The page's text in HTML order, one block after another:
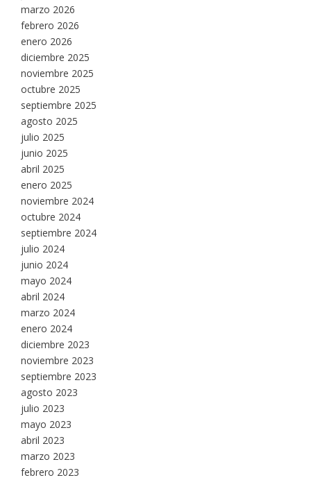
marzo 2026
febrero 2026
enero 2026
diciembre 2025
noviembre 2025
octubre 2025
septiembre 2025
agosto 2025
julio 2025
junio 2025
abril 2025
enero 2025
noviembre 2024
octubre 2024
septiembre 2024
julio 2024
junio 2024
mayo 2024
abril 2024
marzo 2024
enero 2024
diciembre 2023
noviembre 2023
septiembre 2023
agosto 2023
julio 2023
mayo 2023
abril 2023
marzo 2023
febrero 2023